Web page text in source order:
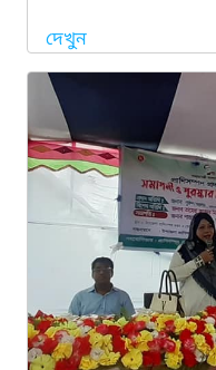
দেখুন